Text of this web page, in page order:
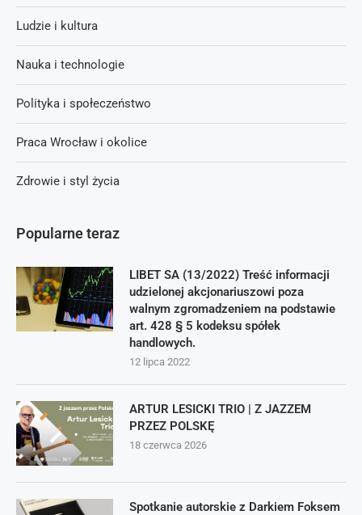
Popularne teraz
LIBET SA (13/2022) Treść informacji
udzielonej akcjonariuszowi poza
walnym zgromadzeniem na podstawie
art. 428 § 5 kodeksu spółek
handlowych.
12 lipca 2022
ARTUR LESICKI TRIO | Z JAZZEM
PRZEZ POLSKĘ
18 czerwca 2026
Spotkanie autorskie z Darkiem Foksem
Ludzie i kultura
Nauka i technologie
Polityka i społeczeństwo
Praca Wrocław i okolice
Zdrowie i styl życia